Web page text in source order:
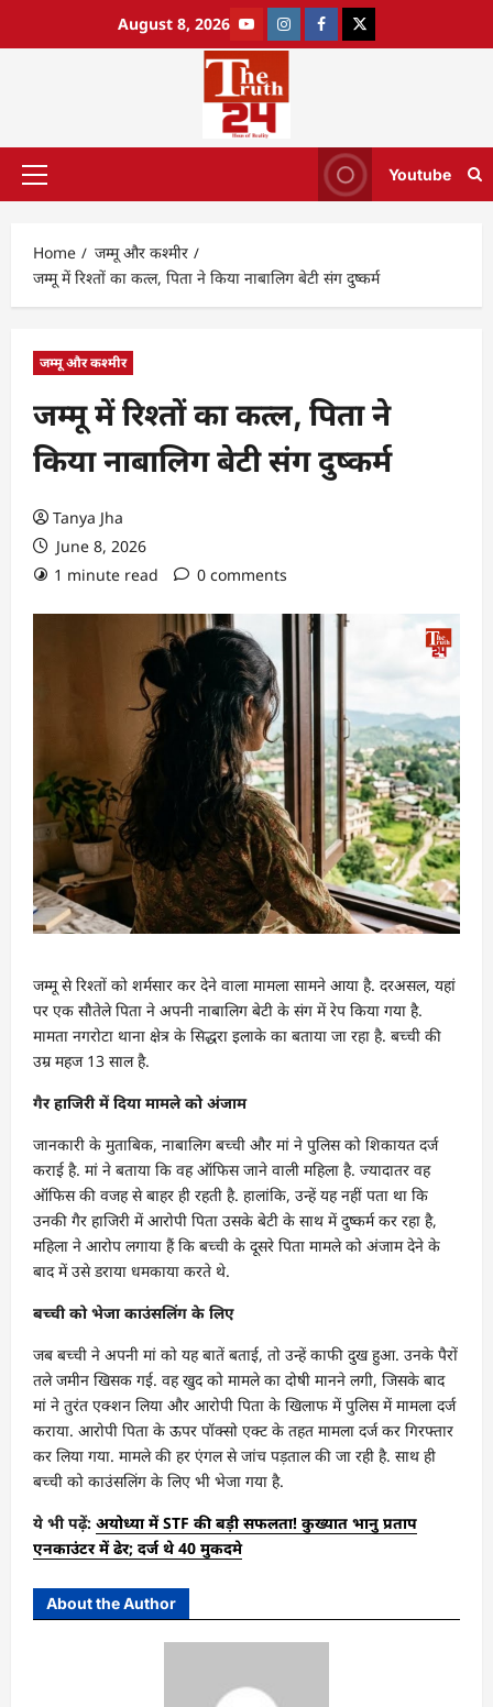
August 8, 2026
Youtube
Home
जम्मू और कश्मीर
जम्मू में रिश्तों का कत्ल, पिता ने किया नाबालिग बेटी संग दुष्कर्म
जम्मू और कश्मीर
जम्मू में रिश्तों का कत्ल, पिता ने
किया नाबालिग बेटी संग दुष्कर्म
Tanya Jha
June 8, 2026
1 minute read
0 comments
जम्मू से रिश्तों को शर्मसार कर देने वाला मामला सामने आया है. दरअसल, यहां
पर एक सौतेले पिता ने अपनी नाबालिग बेटी के संग में रेप किया गया है.
मामता नगरोटा थाना क्षेत्र के सिद्धरा इलाके का बताया जा रहा है. बच्ची की
उम्र महज 13 साल है.
गैर हाजिरी में दिया मामले को अंजाम
जानकारी के मुताबिक, नाबालिग बच्ची और मां ने पुलिस को शिकायत दर्ज
कराई है. मां ने बताया कि वह ऑफिस जाने वाली महिला है. ज्यादातर वह
ऑफिस की वजह से बाहर ही रहती है. हालांकि, उन्हें यह नहीं पता था कि
उनकी गैर हाजिरी में आरोपी पिता उसके बेटी के साथ में दुष्कर्म कर रहा है,
महिला ने आरोप लगाया हैं कि बच्ची के दूसरे पिता मामले को अंजाम देने के
बाद में उसे डराया धमकाया करते थे.
बच्ची को भेजा काउंसलिंग के लिए
जब बच्ची ने अपनी मां को यह बातें बताई, तो उन्हें काफी दुख हुआ. उनके पैरों
तले जमीन खिसक गई. वह खुद को मामले का दोषी मानने लगी, जिसके बाद
मां ने तुरंत एक्शन लिया और आरोपी पिता के खिलाफ में पुलिस में मामला दर्ज
कराया. आरोपी पिता के ऊपर पॉक्सो एक्ट के तहत मामला दर्ज कर गिरफ्तार
कर लिया गया. मामले की हर एंगल से जांच पड़ताल की जा रही है. साथ ही
बच्ची को काउंसलिंग के लिए भी भेजा गया है.
ये भी पढ़ें: अयोध्या में STF की बड़ी सफलता! कुख्यात भानु प्रताप
एनकाउंटर में ढेर; दर्ज थे 40 मुकदमे
About the Author